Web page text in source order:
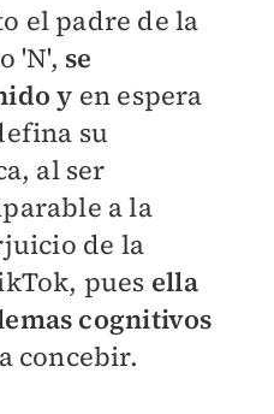
el padre de la
'N', se
y en espera
su
al ser
a la
de la
pues ella
cognitivos
concebir.